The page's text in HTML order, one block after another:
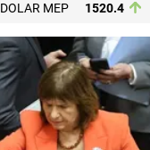
DOLAR MEP 1520.4